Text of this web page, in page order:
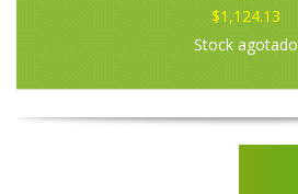
$1,124.13
Stock agotado